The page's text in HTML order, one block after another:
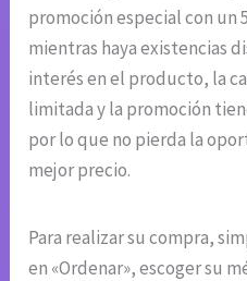
promoción especial con un
mientras haya existencias
interés en el producto, la
limitada y la promoción
por lo que no pierda la
mejor precio.
Para realizar su compra,
en «Ordenar», escoger su